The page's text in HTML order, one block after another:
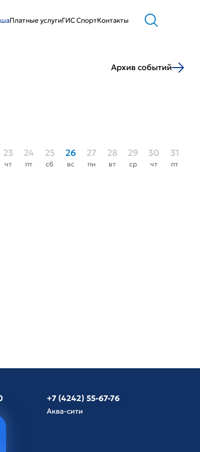
Платные услугиГИС CпортКонтакты
Архив событий
23
чт
24
пт
25
сб
26
вс
27
пн
28
вт
29
ср
30
чт
31
пт
+7 (4242) 55-67-76
Аква-сити